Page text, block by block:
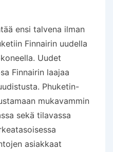
ensi talvena ilman
Finnairin uudella
Uudet
Finnairin laajaa
Phuketin-
mukavammin
sekä tilavassa
asiakkaat